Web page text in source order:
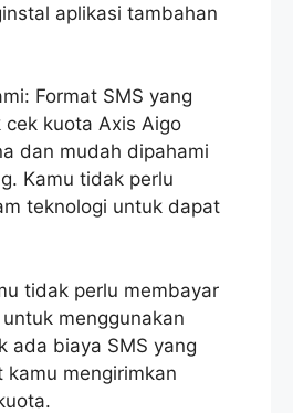
aplikasi tambahan
Format SMS yang
kuota Axis Aigo
dan mudah dipahami
Kamu tidak perlu
teknologi untuk dapat
tidak perlu membayar
menggunakan
ada biaya SMS yang
mengirimkan